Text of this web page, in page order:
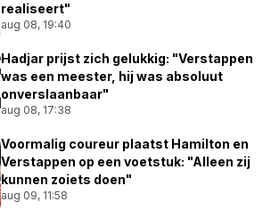
realiseert"
aug 08, 19:40
Hadjar prijst zich gelukkig: "Verstappen
was een meester, hij was absoluut
onverslaanbaar"
aug 08, 17:38
Voormalig coureur plaatst Hamilton en
Verstappen op een voetstuk: "Alleen zij
kunnen zoiets doen"
aug 09, 11:58